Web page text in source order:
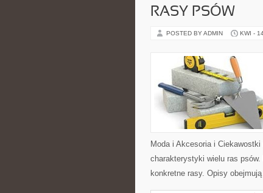
RASY PSÓW
POSTED BY ADMIN KWI -
Moda i Akcesoria i
charakterystyki wielu ras
konkretne rasy. Opisy